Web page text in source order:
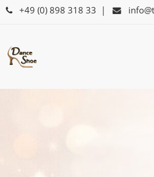
+49 (0) 898 318 33 |